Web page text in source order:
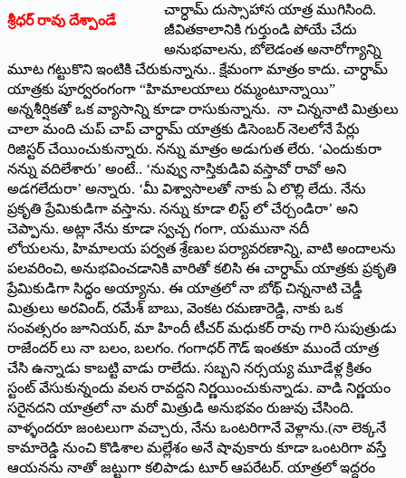
శ్రీధర్ రావు దేశ్పాండే
చార్ధామ్ దుస్సాహాస యాత్ర ముగిసింది.
జీవితకాలానికి గుర్తుండి పోయే చేదు
అనుభవాలను, బోలెడంత అనారోగ్యాన్ని
మూట గట్టుకొని ఇంటికి చేరుకున్నాను.. క్షేమంగా మాత్రం కాదు. చార్ధామ్
యాత్రకు పూర్వరంగంగా “హిమాలయాలు రమ్మంటూన్నాయి”
అన్నశీర్షికతో ఒక వ్యాసాన్ని కూడా రాసుకున్నాను. నా చిన్ననాటి మిత్రులు
చాలా మంది చుప్ చాప్ చార్ధామ్ యాత్రకు డిసెంబర్ నెలలోనే పేర్లు
రిజిస్టర్ చేయించుకున్నారు. నన్ను మాత్రం అడుగుత లేరు. ‘ఎందుకురా
నన్ను వదిలేశారు’ అంటే.. ‘నువ్వు నాస్తికుడివి వస్తావో రావో అని
అడగలేదురా’ అన్నారు. ‘మీ విశ్వాసాలతో నాకు ఏ లొల్లి లేదు. నేను
ప్రకృతి ప్రేమికుడిగా వస్తాను. నన్ను కూడా లిస్ట్ లో చేర్చండిరా’ అని
చెప్పాను. అట్లా నేను కూడా స్వచ్చ గంగా, యమునా నదీ
లోయలను, హిమాలయ పర్వత శ్రేణుల పర్యావరణాన్ని, వాటి అందాలను
పలవరించి, అనుభవించడానికి వారితో కలిసి ఈ చార్ధామ్ యాత్రకు ప్రకృతి
ప్రేమికుడిగా సిద్ధం అయ్యాను. ఈ యాత్రలో నా బోథ్ చిన్ననాటి చెడ్డీ
మిత్రులు అరవింద్, రమేశ్ బాబు, వెంకట రమణారెడ్డి, నాకు ఒక
సంవత్సరం జూనియర్, మా హిందీ టీచర్ మధుకర్ రావు గారి సుపుత్రుడు
రాజేందర్ లు నా బలం, బలగం. గంగాధర్ గౌడ్ ఇంతకూ ముందే యాత్ర
చేసి ఉన్నాడు కాబట్టి వాడు రాలేదు. సబ్బని నర్సయ్య మూడేళ్ల క్రితం
స్టంట్ వేసుకున్నందు వలన రావద్దని నిర్ణయించుకున్నాడు. వాడి నిర్ణయం
సరైనదని యాత్రలో నా మరో మిత్రుడి అనుభవం రుజువు చేసింది.
వాళ్ళందరూ జంటలుగా వచ్చారు, నేను ఒంటరిగానే వెళ్లాను.(నా లెక్కనే
కామారెడ్డి నుంచి కొడిశాల మల్లేశం అనే షావుకారు కూడా ఒంటరిగా వస్తే
ఆయనను నాతో జట్టుగా కలిపాడు టూర్ ఆపరేటర్. యాత్రలో ఇద్దరం